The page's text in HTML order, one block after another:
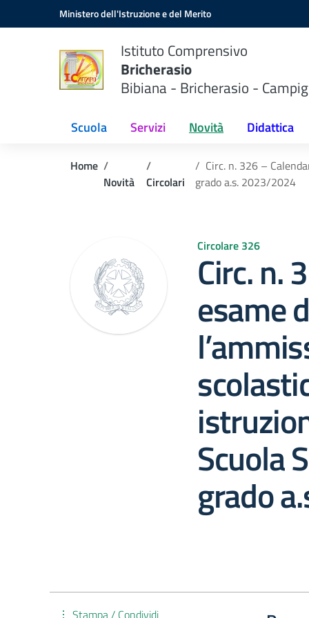
Vai ai contenuti
Vai al menu di navigazioneMinistero dell'Istruzione e del Merito
Istituto Comprensivo
Bricherasio
Bibiana - Bricherasio -
Scuola Servizi Novità Didattica
Home
Novità
Circolari
Circ. n. 326 –
grado a.s. 2023/2024
Circolare 326
Circ. n.
esame
Scuola
grado
Stampa / Condividi